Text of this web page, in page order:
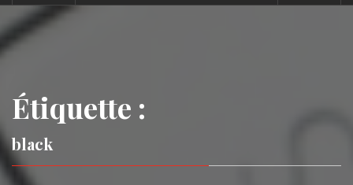
Étiquette :
black